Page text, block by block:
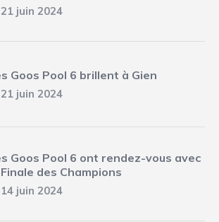
21 juin 2024
Goos Pool 6 brillent à Gien
21 juin 2024
Goos Pool 6 ont rendez-vous avec
des Champions
14 juin 2024